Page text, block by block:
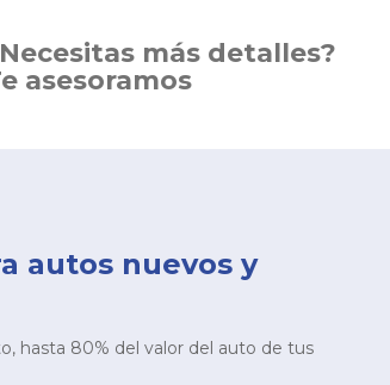
más detalles?
asesoramos
autos nuevos y
hasta 80% del valor del auto de tus